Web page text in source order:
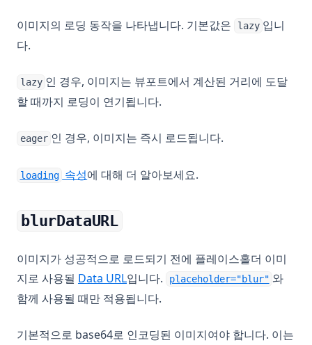
이미지의 로딩 동작을 나타냅니다. 기본값은 lazy 입니
다.
lazy 인 경우, 이미지는 뷰포트에서 계산된 거리에 도달
할 때까지 로딩이 연기됩니다.
eager 인 경우, 이미지는 즉시 로드됩니다.
loading 속성(opens in a new tab)
에 대해 더 알아보세요.
blurDataURL
이미지가 성공적으로 로드되기 전에 플레이스홀더 이미
지로 사용될 Data URL(opens in a new tab)
입니다. placeholder="blur" 와
함께 사용될 때만 적용됩니다.
기본적으로 base64로 인코딩된 이미지여야 합니다. 이는